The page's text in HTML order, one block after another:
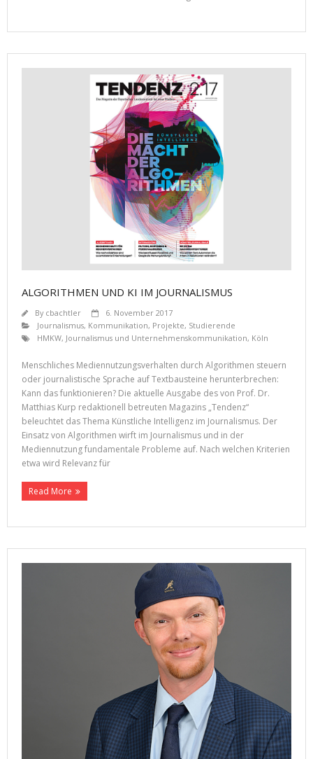
ALGORITHMEN UND KI IM JOURNALISMUS
By cbachtler
6. November 2017
Journalismus, Kommunikation, Projekte, Studierende
HMKW, Journalismus und Unternehmenskommunikation, Köln
Menschliches Mediennutzungsverhalten durch Algorithmen steuern
oder journalistische Sprache auf Textbausteine herunterbrechen:
Kann das funktionieren? Die aktuelle Ausgabe des von Prof. Dr.
Matthias Kurp redaktionell betreuten Magazins „Tendenz“
beleuchtet das Thema Künstliche Intelligenz im Journalismus. Der
Einsatz von Algorithmen wirft im Journalismus und in der
Mediennutzung fundamentale Probleme auf. Nach welchen Kriterien
etwa wird Relevanz für
Read More